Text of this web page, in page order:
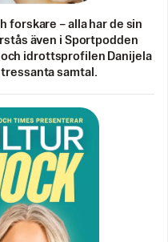
forskare – alla har de sin
även i Sportpodden
idrottsprofilen Danijela
samtal.